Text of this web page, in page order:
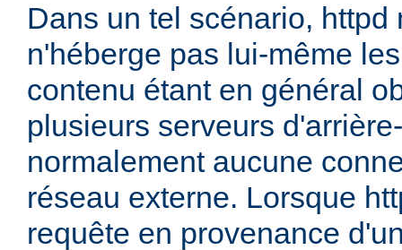
Dans un tel scénario, httpd
n'héberge pas lui-même
contenu étant en général
plusieurs serveurs
normalement aucune
réseau externe. Lorsque
requête en provenance